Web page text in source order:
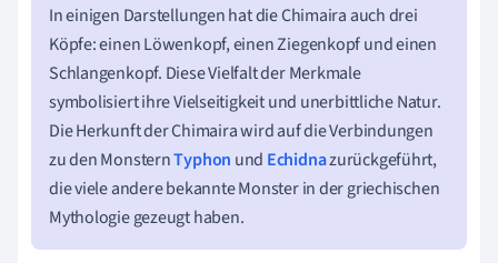
In einigen Darstellungen hat die Chimaira auch drei
Köpfe: einen Löwenkopf, einen Ziegenkopf und einen
Schlangenkopf. Diese Vielfalt der Merkmale
symbolisiert ihre Vielseitigkeit und unerbittliche Natur.
Die Herkunft der Chimaira wird auf die Verbindungen
zu den MonsternTyphon und Echidnazurückgeführt,
die viele andere bekannte Monster in der griechischen
Mythologie gezeugt haben.